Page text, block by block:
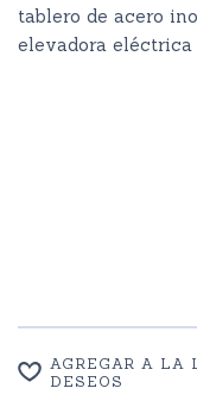
tablero de acero
elevadora eléctrica
AGREGAR A LA
DESEOS